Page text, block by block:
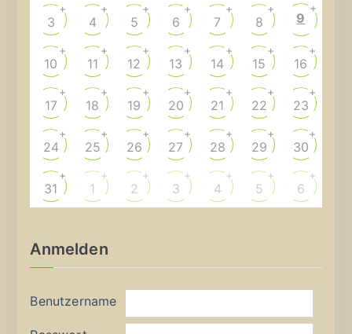
3
+
4
+
5
+
6
+
7
+
8
+
9
+
10
+
11
+
12
+
13
+
14
+
15
+
16
+
17
+
18
+
19
+
20
+
21
+
22
+
23
+
24
+
25
+
26
+
27
+
28
+
29
+
30
+
31
+
1
+
2
+
3
+
4
+
5
+
6
+
Anmelden
Benutzername